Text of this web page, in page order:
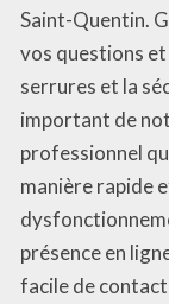
Saint-Quentin.
vos questions
serrures et la
important de
professionnel
manière rapide
présence en
facile de